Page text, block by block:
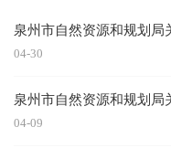
泉州市自然资源和规划局
04-30
泉州市自然资源和规划局
04-09